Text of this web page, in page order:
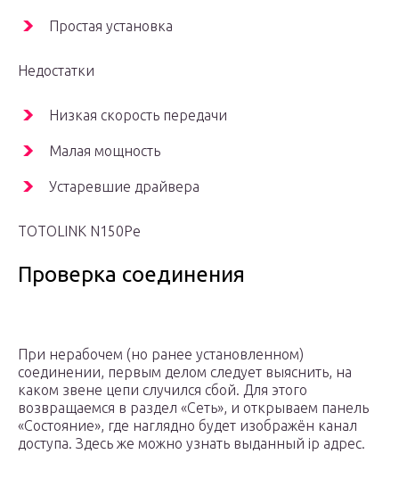
Простая установка
Недостатки
Низкая скорость передачи
Малая мощность
Устаревшие драйвера
TOTOLINK N150Pe
Проверка соединения
При нерабочем (но ранее установленном)
соединении, первым делом следует выяснить, на
каком звене цепи случился сбой. Для этого
возвращаемся в раздел «Сеть», и открываем панель
«Состояние», где наглядно будет изображён канал
доступа. Здесь же можно узнать выданный ip адрес.